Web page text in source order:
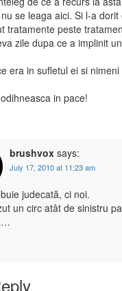
se leaga aici. Si l-a dorit
tratamente peste
zile dupa ce a implinit
era in sufletul ei si
in pace!
brushvox says:
July 17, 2010 at 11:23 am
judecată, ci noi.
un circ atât de sinistru